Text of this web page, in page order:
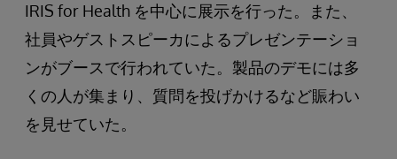
IRIS for Health を中心に展示を行った。また、
社員やゲストスピーカによるプレゼンテーショ
ンがブースで行われていた。製品のデモには多
くの人が集まり、質問を投げかけるなど賑わい
を見せていた。